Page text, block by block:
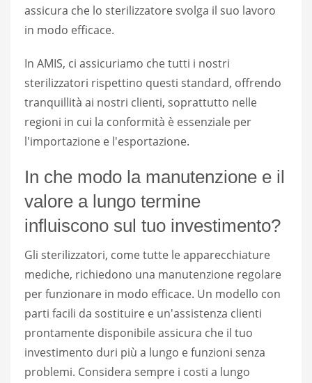
assicura che lo sterilizzatore svolga il suo lavoro
in modo efficace.
In AMIS, ci assicuriamo che tutti i nostri
sterilizzatori rispettino questi standard, offrendo
tranquillità ai nostri clienti, soprattutto nelle
regioni in cui la conformità è essenziale per
l'importazione e l'esportazione.
In che modo la manutenzione e il
valore a lungo termine
influiscono sul tuo investimento?
Gli sterilizzatori, come tutte le apparecchiature
mediche, richiedono una manutenzione regolare
per funzionare in modo efficace. Un modello con
parti facili da sostituire e un'assistenza clienti
prontamente disponibile assicura che il tuo
investimento duri più a lungo e funzioni senza
problemi. Considera sempre i costi a lungo